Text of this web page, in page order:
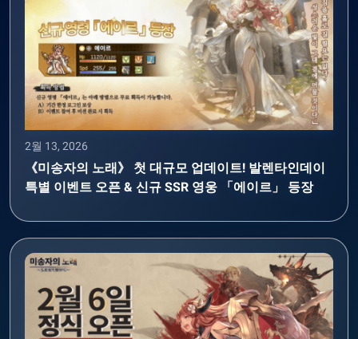
2월 13, 2026
《미송자의 노래》 첫 대규모 업데이트! 발렌타인데이
특별 이벤트 오픈 & 신규 SSR 영웅 「에이르」 등장